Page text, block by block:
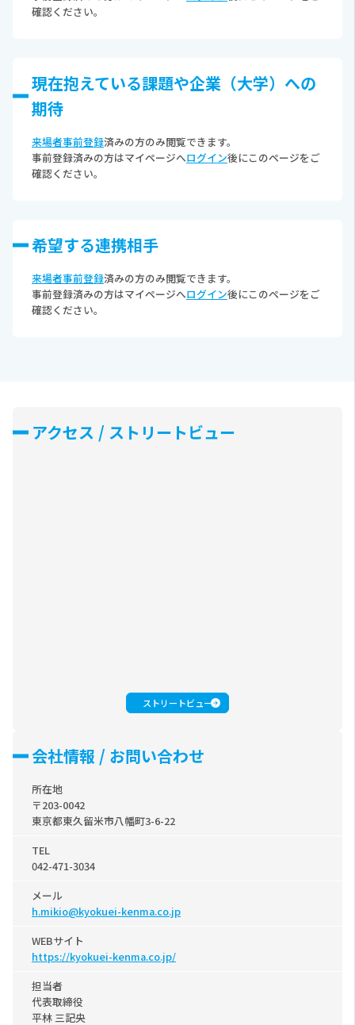
確認ください。
現在抱えている課題や企業（⼤学）への
期待
来場者事前登録済みの方のみ閲覧できます。
事前登録済みの方はマイページへログイン後にこのページをご
確認ください。
希望する連携相⼿
来場者事前登録済みの方のみ閲覧できます。
事前登録済みの方はマイページへログイン後にこのページをご
確認ください。
アクセス / ストリートビュー
ストリートビュー
会社情報 / お問い合わせ
所在地
〒203-0042
東京都東久留米市八幡町3-6-22
TEL
042-471-3034
メール
h.mikio@kyokuei-kenma.co.jp
WEBサイト
https://kyokuei-kenma.co.jp/
担当者
代表取締役
平林 三記央